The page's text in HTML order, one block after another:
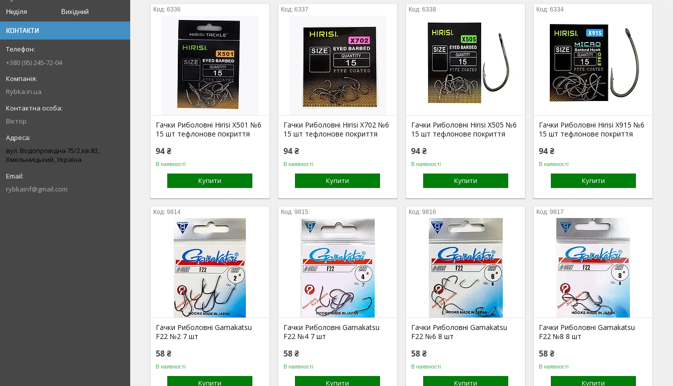
Неділя
Вихідний
КОНТАКТИ
+380 (95) 245-72-04
Rybka.in.ua
Віктор
вул. Водопровідна 75/2,кв.83,
Хмельницький, Україна
rybkainf@gmail.com
6336
Гачки Риболовні Hirisi X501 №6
15 шт тефлонове покриття
94 ₴
В наявності
Купити
6337
Гачки Риболовні Hirisi X702 №6
15 шт тефлонове покриття
94 ₴
В наявності
Купити
6338
Гачки Риболовні Hirisi X505 №6
15 шт тефлонове покриття
94 ₴
В наявності
Купити
6334
Гачки Риболовні Hirisi X915 №6
15 шт тефлонове покриття
94 ₴
В наявності
Купити
9814
Гачки Риболовні Gamakatsu
F22 №2 7 шт
58 ₴
В наявності
Купити
9815
Гачки Риболовні Gamakatsu
F22 №4 7 шт
58 ₴
В наявності
Купити
9816
Гачки Риболовні Gamakatsu
F22 №6 8 шт
58 ₴
В наявності
Купити
9817
Гачки Риболовні Gamakatsu
F22 №8 8 шт
58 ₴
В наявності
Купити